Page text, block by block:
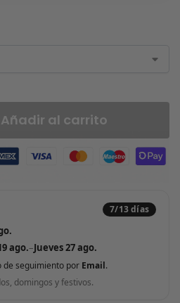
Añadir al carrito
7/13 días
ago.–Jueves 27 ago.
de seguimiento por Email.
domingos y festivos.